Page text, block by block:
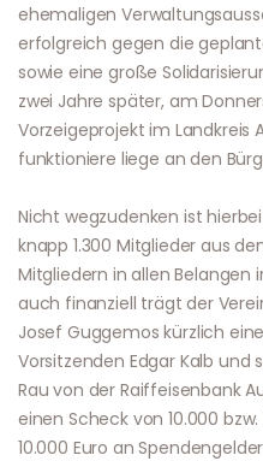
ehemaligen
erfolgreich gegen die
sowie eine große
zwei Jahre später, am
Vorzeigeprojekt im Landkreis
funktioniere liege an den
Nicht wegzudenken ist
knapp 1.300 Mitglieder aus
Mitgliedern in allen
auch finanziell trägt der
Josef Guggemos kürzlich
Vorsitzenden Edgar Kalb und
Rau von der Raiffeisenbank
einen Scheck von 10.000
10.000 Euro an